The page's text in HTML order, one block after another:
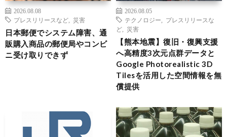
2026.08.08
プレスリリースなど
災害
日本郵便でシステム障害、通
販購入商品の郵便局やコンビ
ニ受け取りできず
2026.08.05
テクノロジー
プレスリリースな
ど
災害
【熊本地震】復旧・復興支援
へ高精度3次元点群データと
Google Photorealistic 3D
Tilesを活用した空間情報を無
償提供